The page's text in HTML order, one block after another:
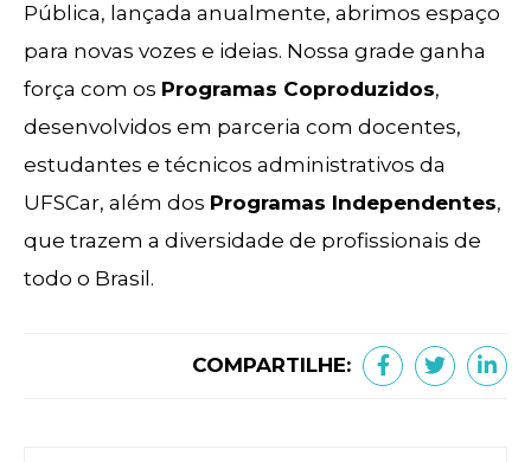
Pública, lançada anualmente, abrimos espaço
para novas vozes e ideias. Nossa grade ganha
força com os Programas Coproduzidos,
desenvolvidos em parceria com docentes,
estudantes e técnicos administrativos da
UFSCar, além dos Programas Independentes,
que trazem a diversidade de profissionais de
todo o Brasil.
COMPARTILHE: